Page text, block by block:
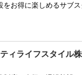
をお得に楽しめるサブ
ティライフスタイル